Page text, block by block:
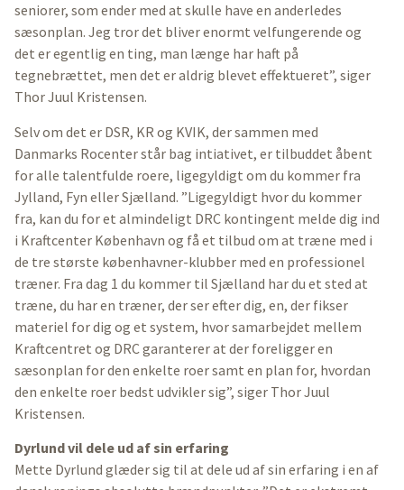
seniorer, som ender med at skulle have en anderledes
sæsonplan. Jeg tror det bliver enormt velfungerende og
det er egentlig en ting, man længe har haft på
tegnebrættet, men det er aldrig blevet effektueret”, siger
Thor Juul Kristensen.
Selv om det er DSR, KR og KVIK, der sammen med
Danmarks Rocenter står bag intiativet, er tilbuddet åbent
for alle talentfulde roere, ligegyldigt om du kommer fra
Jylland, Fyn eller Sjælland. ”Ligegyldigt hvor du kommer
fra, kan du for et almindeligt DRC kontingent melde dig ind
i Kraftcenter København og få et tilbud om at træne med i
de tre største københavner-klubber med en professionel
træner. Fra dag 1 du kommer til Sjælland har du et sted at
træne, du har en træner, der ser efter dig, en, der fikser
materiel for dig og et system, hvor samarbejdet mellem
Kraftcentret og DRC garanterer at der foreligger en
sæsonplan for den enkelte roer samt en plan for, hvordan
den enkelte roer bedst udvikler sig”, siger Thor Juul
Kristensen.
Dyrlund vil dele ud af sin erfaring
Mette Dyrlund glæder sig til at dele ud af sin erfaring i en af